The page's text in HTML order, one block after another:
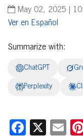
May 02, 2025 |
Español
Summarize with:
ChatGPT
Perplexity
X